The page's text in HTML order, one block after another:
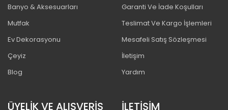
Banyo & Aksesuarları
Mutfak
Ev Dekorasyonu
Çeyiz
Blog
Garanti Ve İade Koşulları
Teslimat Ve Kargo İşlemleri
Mesafeli Satış Sözleşmesi
İletişim
Yardım
ÜYELİK VE ALIŞVERİŞ İLETİŞİM